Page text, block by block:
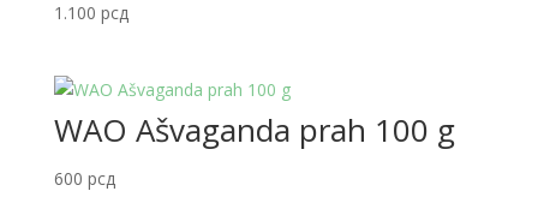
1.100 рсд
WAO Ašvaganda prah 100 g
600 рсд